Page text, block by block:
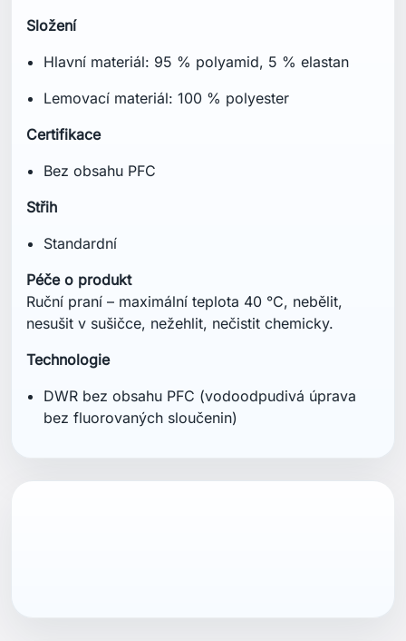
Složení
Hlavní materiál: 95 % polyamid, 5 % elastan
Lemovací materiál: 100 % polyester
Certifikace
Bez obsahu PFC
Střih
Standardní
Péče o produkt
Ruční praní – maximální teplota 40 °C, nebělit,
nesušit v sušičce, nežehlit, nečistit chemicky.
Technologie
DWR bez obsahu PFC (vodoodpudivá úprava
bez fluorovaných sloučenin)